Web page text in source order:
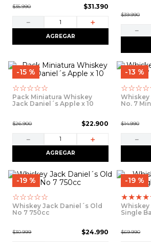
$35.990 $31.390
＋
－
AGREGAR
$39.990
－
15 %
☆☆☆☆☆
Pack Miniatura Whiskey
Jack Daniel´s Apple x 10
$26.900 $22.900
＋
－
AGREGAR
13 %
☆☆☆☆
Whiskey
No. 7
$14.990
－
19 %
☆☆☆☆☆
Whiskey Jack Daniel´s Old
No 7 750cc
$30.999 $24.990
19 %
★★★★
Whiskey
Single
$69.990